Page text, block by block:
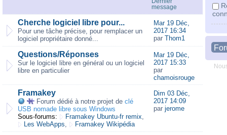
message
Cherche logiciel libre pour...
Pour une tâche précise, pour remplacer un
logiciel propriétaire donné...
Mar 19 Déc,
2017 16:34
par Thom1
Questions/Réponses
Sur le logiciel libre en général ou un logiciel
libre en particulier
Mar 19 Déc,
2017 15:33
par
chamoisrouge
Framakey
Forum dédié à notre projet de clé
USB nomade libre sous Windows
Sous-forums:
Framakey Ubuntu-fr remix,
Les WebApps, Framakey Wikipédia
Dim 03 Déc,
2017 14:09
par jerome